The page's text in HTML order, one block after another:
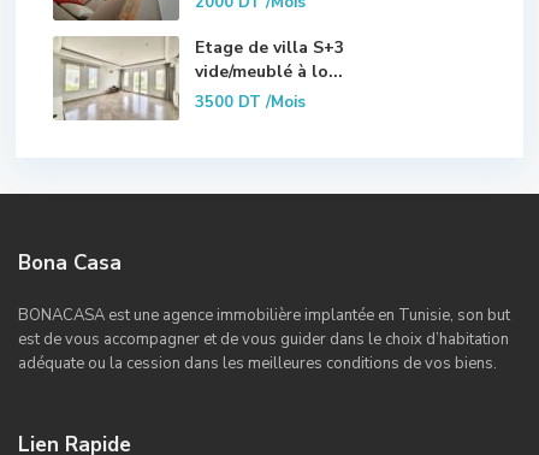
Etage de villa S+3
vide/meublé à lo...
3500 DT/Mois
Bona Casa
BONACASA est une agence immobilière implantée en Tunisie, son but
est de vous accompagner et de vous guider dans le choix d’habitation
adéquate ou la cession dans les meilleures conditions de vos biens.
Lien Rapide